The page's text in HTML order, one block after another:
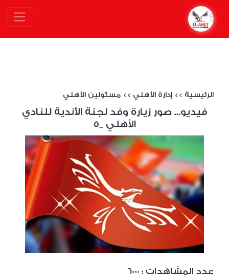
الرئيسية >> إدارة الأهلي >> مسئولين الأهلي
فيديو... صور زيارة وفد لجنة الأندية للنادي
الأهلي _5
6000 : عدد المشاهدات